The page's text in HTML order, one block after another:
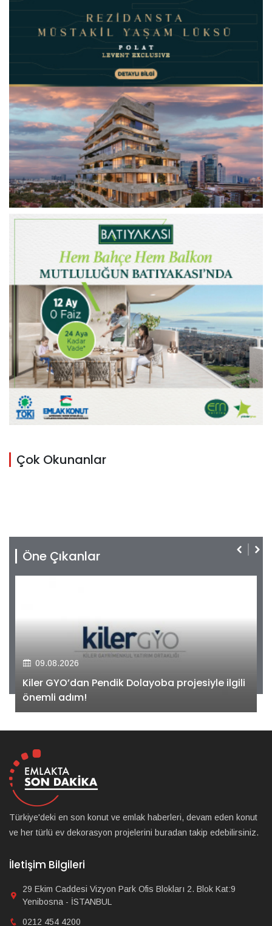
Çok Okunanlar
Öne Çıkanlar
09.08.2026
Kiler GYO’dan Pendik Dolayoba projesiyle ilgili
önemli adım!
Türkiye'deki en son konut ve emlak haberleri, devam eden konut
ve her türlü ev dekorasyon projelerini buradan takip edebilirsiniz.
İletişim Bilgileri
29 Ekim Caddesi Vizyon Park Ofis Blokları 2. Blok Kat:9
Yenibosna - İSTANBUL
0212 454 4200